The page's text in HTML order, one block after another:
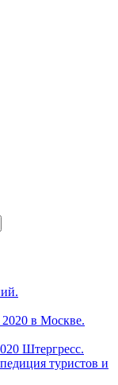
в Москве.
Штергресс.
туристов и